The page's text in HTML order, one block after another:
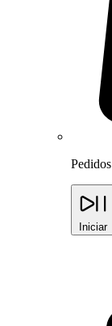
Pedidos
Iniciar